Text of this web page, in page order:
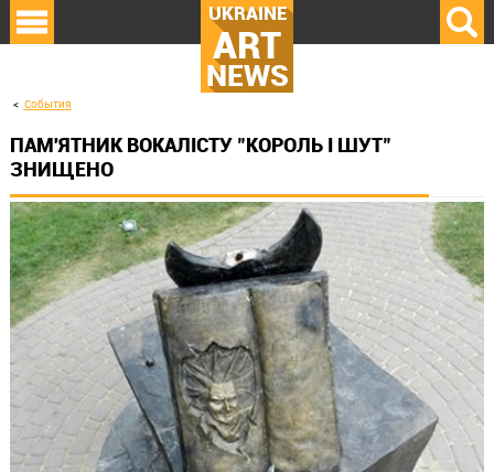
UKRAINE
ART
NEWS
События
ПАМ'ЯТНИК ВОКАЛІСТУ "КОРОЛЬ І ШУТ"
ЗНИЩЕНО